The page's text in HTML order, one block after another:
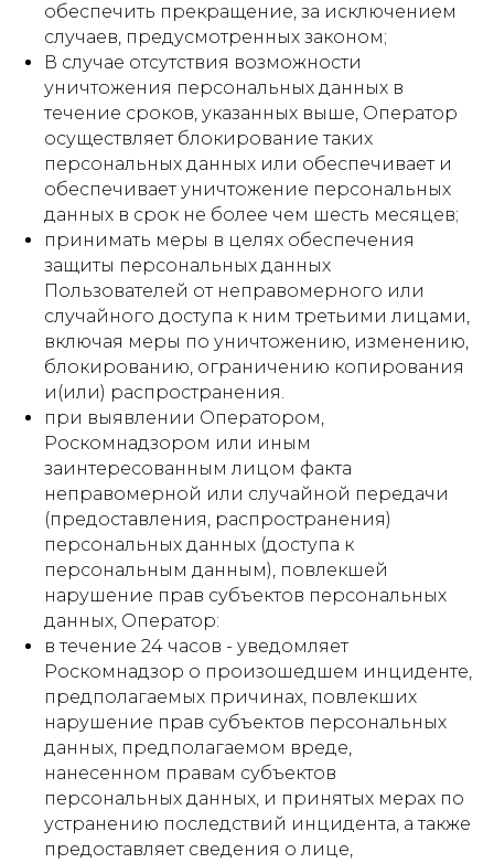
обеспечить прекращение, за исключением
случаев, предусмотренных законом;
В случае отсутствия возможности
уничтожения персональных данных в
течение сроков, указанных выше, Оператор
осуществляет блокирование таких
персональных данных или обеспечивает и
обеспечивает уничтожение персональных
данных в срок не более чем шесть месяцев;
принимать меры в целях обеспечения
защиты персональных данных
Пользователей от неправомерного или
случайного доступа к ним третьими лицами,
включая меры по уничтожению, изменению,
блокированию, ограничению копирования
и(или) распространения.
при выявлении Оператором,
Роскомнадзором или иным
заинтересованным лицом факта
неправомерной или случайной передачи
(предоставления, распространения)
персональных данных (доступа к
персональным данным), повлекшей
нарушение прав субъектов персональных
данных, Оператор:
в течение 24 часов - уведомляет
Роскомнадзор о произошедшем инциденте,
предполагаемых причинах, повлекших
нарушение прав субъектов персональных
данных, предполагаемом вреде,
нанесенном правам субъектов
персональных данных, и принятых мерах по
устранению последствий инцидента, а также
предоставляет сведения о лице,